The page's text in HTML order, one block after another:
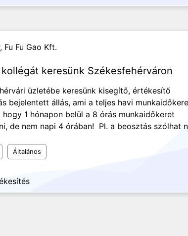
Fu Fu Gao Kft.
keresünk Székesfehérváron
üzletébe keresünk kisegítő, értékesítő
bejelentett állás, ami a teljes havi
1 hónapon belül a 8 órás munkaidőkeret
de nem napi 4 órában! Pl. a beosztás szólhat
Általános